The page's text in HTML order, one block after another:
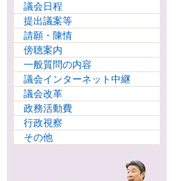
議会日程
提出議案等
請願・陳情
傍聴案内
一般質問の内容
議会インターネット中継
議会改革
政務活動費
行政視察
その他